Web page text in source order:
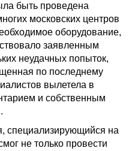
быть проведена
московских центров
оборудование,
заявленным
неудачных попыток,
по последнему
вылетела в
и собственным
специализирующийся на
не только провести